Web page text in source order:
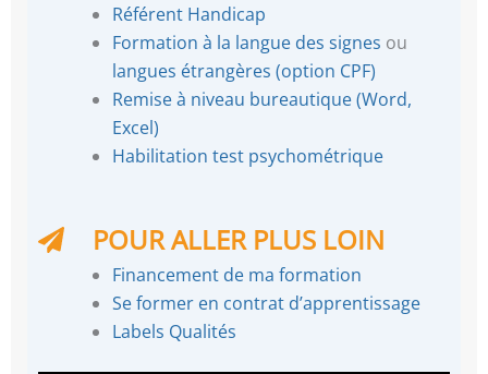
Référent Handicap
Formation à la langue des signes ou
langues étrangères (option CPF)
Remise à niveau bureautique (Word,
Excel)
Habilitation test psychométrique
POUR ALLER PLUS LOIN
Financement de ma formation
Se former en contrat d’apprentissage
Labels Qualités